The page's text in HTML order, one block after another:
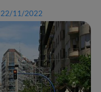
22/11/2022